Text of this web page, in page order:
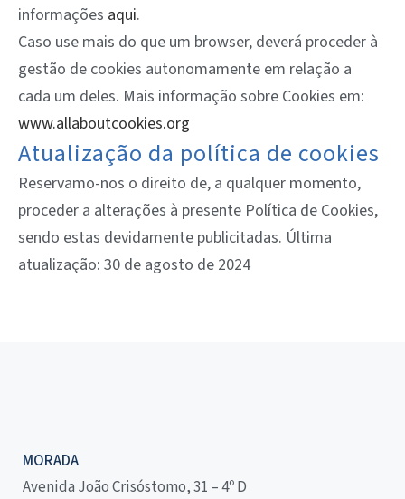
informações aqui.
Caso use mais do que um browser, deverá proceder à
gestão de cookies autonomamente em relação a
cada um deles. Mais informação sobre Cookies em:
www.allaboutcookies.org
Atualização da política de cookies
Reservamo-nos o direito de, a qualquer momento,
proceder a alterações à presente Política de Cookies,
sendo estas devidamente publicitadas. Última
atualização: 30 de agosto de 2024
MORADA
Avenida João Crisóstomo, 31 – 4º D